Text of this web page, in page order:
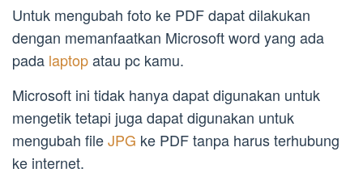
Untuk mengubah foto ke PDF dapat dilakukan
dengan memanfaatkan Microsoft word yang ada
pada laptopatau pc kamu.
Microsoft ini tidak hanya dapat digunakan untuk
mengetik tetapi juga dapat digunakan untuk
mengubah fileJPG ke PDF tanpa harus terhubung
ke internet.